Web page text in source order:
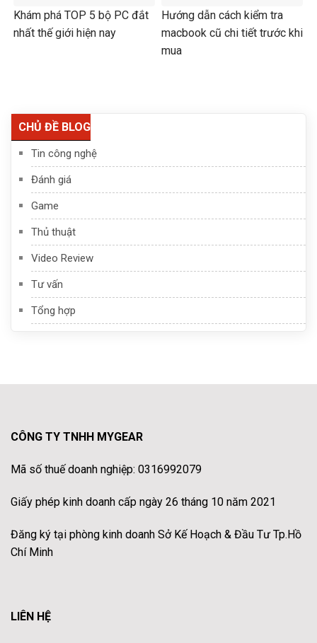
CHỦ ĐỀ BLOG
Tin công nghệ
Đánh giá
Game
Thủ thuật
Video Review
Tư vấn
Tổng hợp
Khám phá TOP 5 bộ PC đắt
nhất thế giới hiện nay
Hướng dẫn cách kiểm tra
macbook cũ chi tiết trước khi
mua
CÔNG TY TNHH MYGEAR
Mã số thuế doanh nghiệp: 0316992079
Giấy phép kinh doanh cấp ngày 26 tháng 10 năm 2021
Đăng ký tại phòng kinh doanh Sở Kế Hoạch & Đầu Tư Tp.Hồ
Chí Minh
LIÊN HỆ